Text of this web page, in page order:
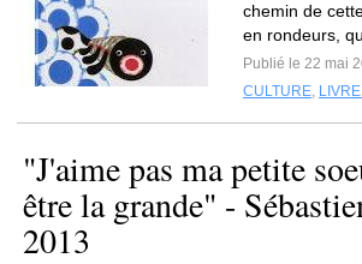
chemin de
en rondeurs,
Publié le 22 mai
CULTURE,
"J'aime pas ma petite
être la grande" -
2013